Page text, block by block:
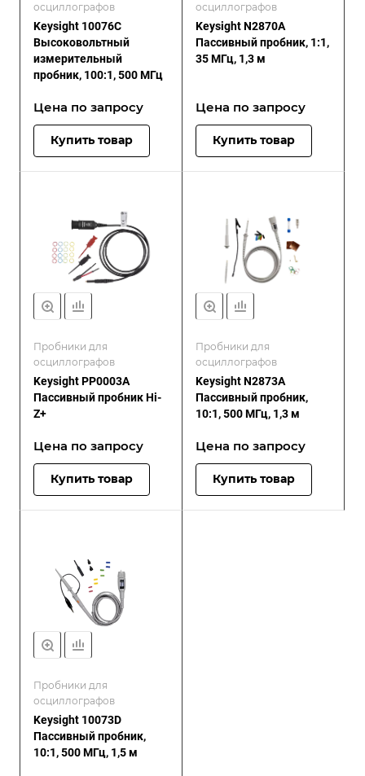
осциллографов
Keysight 10076C
Высоковольтный
измерительный
пробник, 100:1, 500 МГц
Цена по запросу
Купить товар
осциллографов
Keysight N2870A
Пассивный пробник, 1:1,
35 МГц, 1,3 м
Цена по запросу
Купить товар
Пробники для
осциллографов
Keysight PP0003A
Пассивный пробник Hi-
Z+
Цена по запросу
Купить товар
Пробники для
осциллографов
Keysight N2873A
Пассивный пробник,
10:1, 500 МГц, 1,3 м
Цена по запросу
Купить товар
Пробники для
осциллографов
Keysight 10073D
Пассивный пробник,
10:1, 500 МГц, 1,5 м